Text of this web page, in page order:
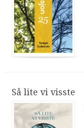
Så lite vi visste